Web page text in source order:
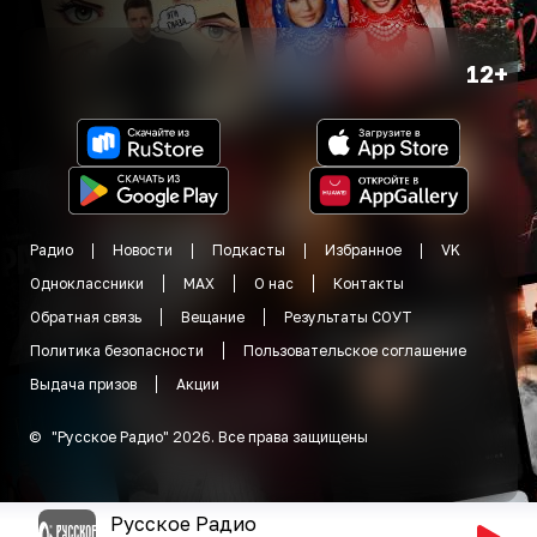
12+
Радио Новости Подкасты Избранное
VK
Одноклассники
MAX О нас
Контакты
Обратная связь
Вещание
Результаты СОУТ
Политика безопасности
Пользовательское соглашение
Выдача призов
Акции
© "Русское Радио" 2026. Все права защищены
Русское Радио